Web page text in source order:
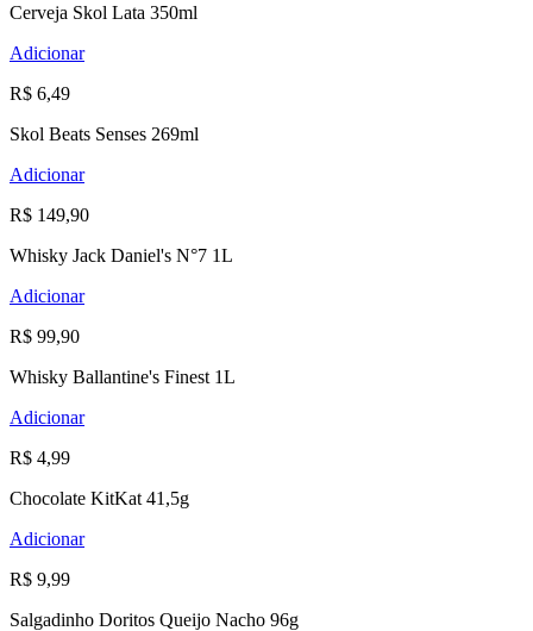
Cerveja Skol Lata 350ml
Adicionar
R$ 6,49
Skol Beats Senses 269ml
Adicionar
R$ 149,90
Whisky Jack Daniel's N°7 1L
Adicionar
R$ 99,90
Whisky Ballantine's Finest 1L
Adicionar
R$ 4,99
Chocolate KitKat 41,5g
Adicionar
R$ 9,99
Salgadinho Doritos Queijo Nacho 96g